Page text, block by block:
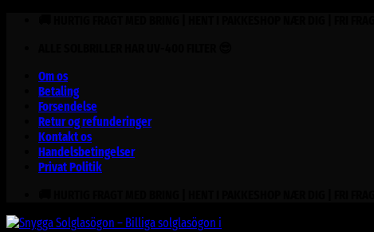
Om os
Betaling
Forsendelse
Retur og refunderinger
Kontakt os
Handelsbetingelser
Privat Politik